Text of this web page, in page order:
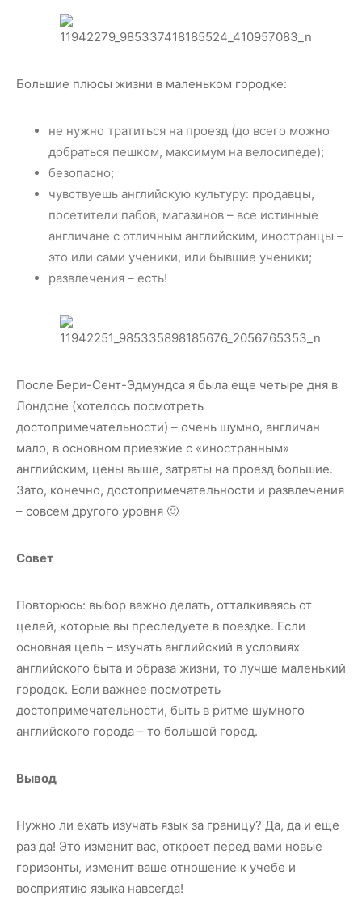
Большие плюсы жизни в маленьком городке:
не нужно тратиться на проезд (до всего можно
добраться пешком, максимум на велосипеде);
безопасно;
чувствуешь английскую культуру: продавцы,
посетители пабов, магазинов – все истинные
англичане с отличным английским, иностранцы –
это или сами ученики, или бывшие ученики;
развлечения – есть!
После Бери-Сент-Эдмундса я была еще четыре дня в
Лондоне (хотелось посмотреть
достопримечательности) – очень шумно, англичан
мало, в основном приезжие с «иностранным»
английским, цены выше, затраты на проезд большие.
Зато, конечно, достопримечательности и развлечения
– совсем другого уровня 🙂
Совет
Повторюсь: выбор важно делать, отталкиваясь от
целей, которые вы преследуете в поездке. Если
основная цель – изучать английский в условиях
английского быта и образа жизни, то лучше маленький
городок. Если важнее посмотреть
достопримечательности, быть в ритме шумного
английского города – то большой город.
Вывод
Нужно ли ехать изучать язык за границу? Да, да и еще
раз да! Это изменит вас, откроет перед вами новые
горизонты, изменит ваше отношение к учебе и
восприятию языка навсегда!